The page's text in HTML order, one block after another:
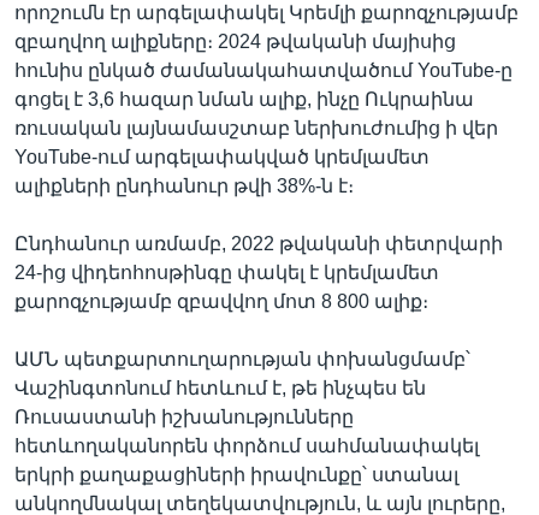
որոշումն էր արգելափակել Կրեմլի քարոզչությամբ
զբաղվող ալիքները։ 2024 թվականի մայիսից
հունիս ընկած ժամանակահատվածում YouTube-ը
գոցել է 3,6 հազար նման ալիք, ինչը Ուկրաինա
ռուսական լայնամասշտաբ ներխուժումից ի վեր
YouTube-ում արգելափակված կրեմլամետ
ալիքների ընդհանուր թվի 38%-ն է։
Ընդհանուր առմամբ, 2022 թվականի փետրվարի
24-ից վիդեոհոսթինգը փակել է կրեմլամետ
քարոզչությամբ զբավվող մոտ 8 800 ալիք։
ԱՄՆ պետքարտուղարության փոխանցմամբ՝
Վաշինգտոնում հետևում է, թե ինչպես են
Ռուսաստանի իշխանությունները
հետևողականորեն փորձում սահմանափակել
երկրի քաղաքացիների իրավունքը՝ ստանալ
անկողմնակալ տեղեկատվություն, և այն լուրերը,